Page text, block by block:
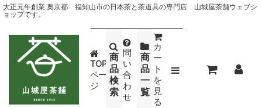
大正元年創業 奥京都 福知山市の日本茶と茶道具の専門店 山城屋茶舗ウェブシ
ョップです。
TOP
ペー
ジ
商
品
検
索
問
い
合
わ
せ
商
品
一
覧
カ
ー
ト
を
見
る